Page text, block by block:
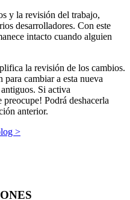
y la revisión del trabajo,
desarrolladores. Con este
intacto cuando alguien
la revisión de los cambios.
cambiar a esta nueva
Si activa
preocupe! Podrá deshacerla
anterior.
>